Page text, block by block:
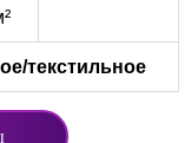
текстильное